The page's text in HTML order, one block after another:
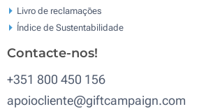
Livro de reclamaçōes
Índice de Sustentabilidade
Contacte-nos!
+351 800 450 156
apoiocliente@giftcampaign.com